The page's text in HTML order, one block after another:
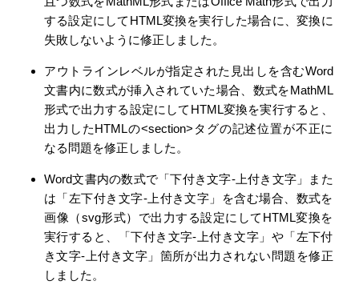
する設定にしてHTML変換を実行した場合に、変換に
失敗しないように修正しました。
アウトラインレベルが指定された見出しを含むWord
文書内に数式が挿入されていた場合、数式をMathML
形式で出力する設定にしてHTML変換を実行すると、
出力したHTMLの<section>タグの記述位置が不正に
なる問題を修正しました。
Word文書内の数式で「下付き文字-上付き文字」また
は「左下付き文字-上付き文字」を含む場合、数式を
画像（svg形式）で出力する設定にしてHTML変換を
実行すると、「下付き文字-上付き文字」や「左下付
き文字-上付き文字」箇所が出力されない問題を修正
しました。